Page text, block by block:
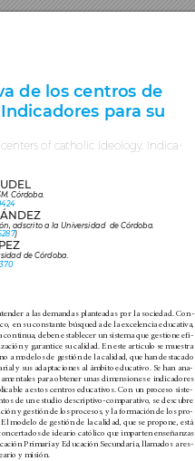
a de los centros de
Indicadores para su
enters of catholic ideology. Indica-
Córdoba.
ón, adscrito a la Universidad  de Córdoba.
)
de Córdoba.
a las demandas planteadas por la sociedad. Con-
en su constante búsqueda de la excelencia educativa,
deben establecer un sistema que gestione efi-
y garantice su calidad. En este artículo se muestra
a modelos de gestión de la calidad, que han destacado
y sus adaptaciones al ámbito educativo. Se han ana-
para obtener unas dimensiones e indicadores
a estos centros educativos. Con un proceso siste-
de un estudio descriptivo-comparativo, se descubre
y gestión de los procesos, y la formación de los pro-
modelo de gestión de la calidad, que se propone, está
de ideario católico que imparten enseñanzas
Primaria y Educación Secundaria, llamados a res-
y misión.